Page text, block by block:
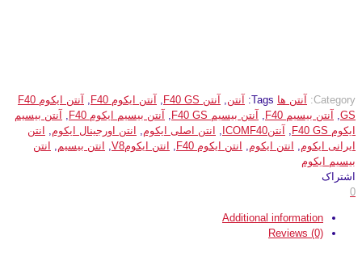
Category: آنتن ها Tags: آنتن, آنتن F40 GS , آنتن ایکوم F40 ,
آنتن ایکوم F40
GS
, آنتن بیسیم F40 , آنتن بیسیم F40 GS , آنتن بیسیم ایکوم F40 ,
آنتن بیسیم
ایکوم F40 GS
, آنتنICOMF40 , انتن اصلی ایکوم, انتن اورجینال ایکوم,
انتن
ایرانی ایکوم, انتن ایکوم, انتن ایکوم F40 , انتن ایکومV8 , انتن بیسیم,
انتن
بیسیم ایکوم
اشتراک
0
Additional information
Reviews (0)